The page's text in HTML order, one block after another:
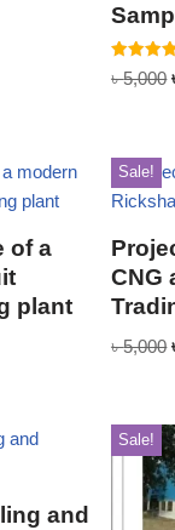
Rated
5.00
৳5,000
of a
plant
Sale!
CNG
৳5,000
and
Sale!